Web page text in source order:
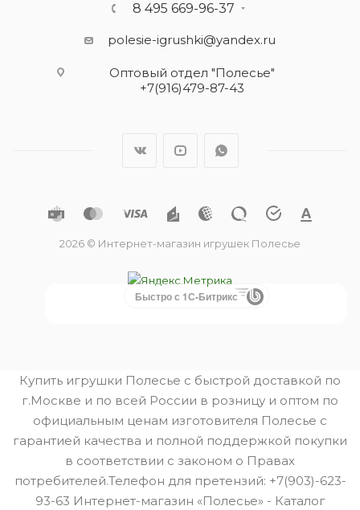
8 495 669-96-37
polesie-igrushki@yandex.ru
Оптовый отдел "Полесье"
+7(916)479-87-43
2026 © Интернет-магазин игрушек Полесье
Быстро с 1С-Битрикс
Купить игрушки Полесье с быстрой доставкой по
г.Москве и по всей России в розницу и оптом по
официальным ценам изготовителя Полесье с
гарантией качества и полной поддержкой покупки
в соответствии с законом о Правах
потребителей.Телефон для претензий: +7(903)-623-
93-63 Интернет-магазин «Полесье» - Каталог